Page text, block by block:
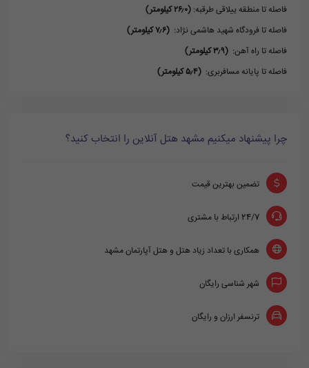
فاصله تا منطقه ییلاقی طرقبه: (۲۶٫۰ کیلومتر)
فاصله تا فرودگاه شهید هاشمی نژاد: (۷٫۶ کیلومتر)
فاصله تا راه آهن: (۳٫۹ کیلومتر)
فاصله تا پایانه مسافربری: (۵٫۴ کیلومتر)
چرا پیشنهاد میکنیم مشهد هتل آنلاین را انتخاب کنید؟
تضمین بهترین قیمت
24/7 ارتباط با مشتری
همکاری با تعداد زیاد هتل و هتل آپارتمان مشهد
شهر شناسی رایگان
ترنسفر ارزان و رایگان